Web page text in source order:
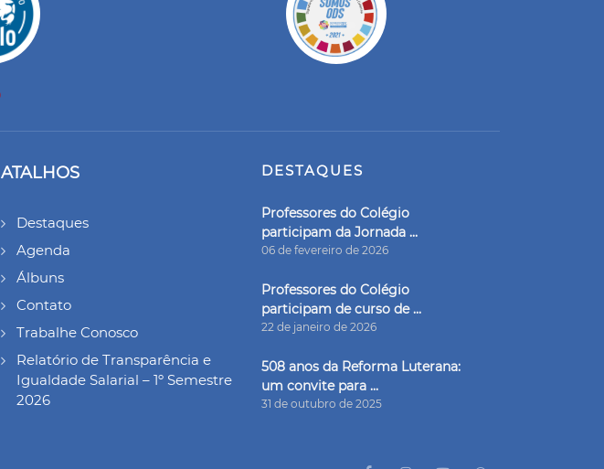
ATALHOS
Destaques
Agenda
Álbuns
Contato
Trabalhe Conosco
Relatório de Transparência e
Igualdade Salarial – 1º Semestre
2026
DESTAQUES
Professores do Colégio
participam da Jornada ...
06 de fevereiro de 2026
Professores do Colégio
participam de curso de ...
22 de janeiro de 2026
508 anos da Reforma Luterana:
um convite para ...
31 de outubro de 2025